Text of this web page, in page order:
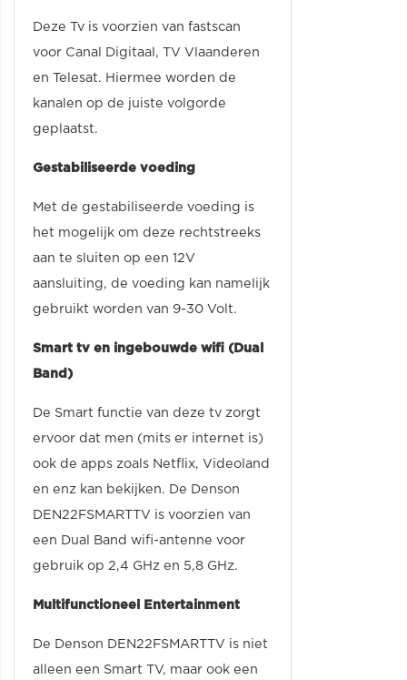
Deze Tv is voorzien van fastscan
voor Canal Digitaal, TV Vlaanderen
en Telesat. Hiermee worden de
kanalen op de juiste volgorde
geplaatst.
Gestabiliseerde voeding
Met de gestabiliseerde voeding is
het mogelijk om deze rechtstreeks
aan te sluiten op een 12V
aansluiting, de voeding kan namelijk
gebruikt worden van 9-30 Volt.
Smart tv en ingebouwde wifi (Dual
Band)
De Smart functie van deze tv zorgt
ervoor dat men (mits er internet is)
ook de apps zoals Netflix, Videoland
en enz kan bekijken. De Denson
DEN22FSMARTTV is voorzien van
een Dual Band wifi-antenne voor
gebruik op 2,4 GHz en 5,8 GHz.
Multifunctioneel Entertainment
De Denson DEN22FSMARTTV is niet
alleen een Smart TV, maar ook een